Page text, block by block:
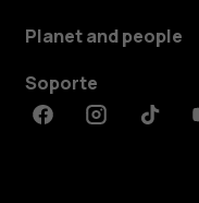
Planet and people
Soporte
FacebookInstagramTiktok